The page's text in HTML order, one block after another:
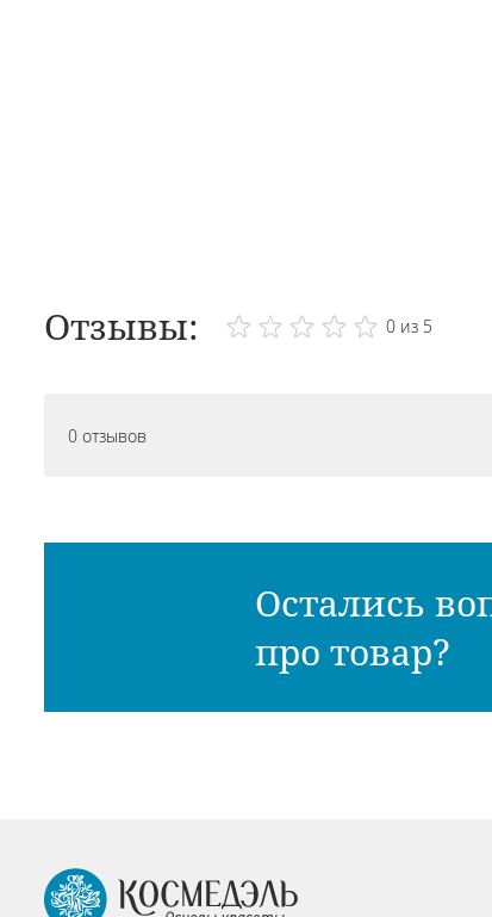
Отзывы: 0 из 5
0 отзывов
Остались
про товар?